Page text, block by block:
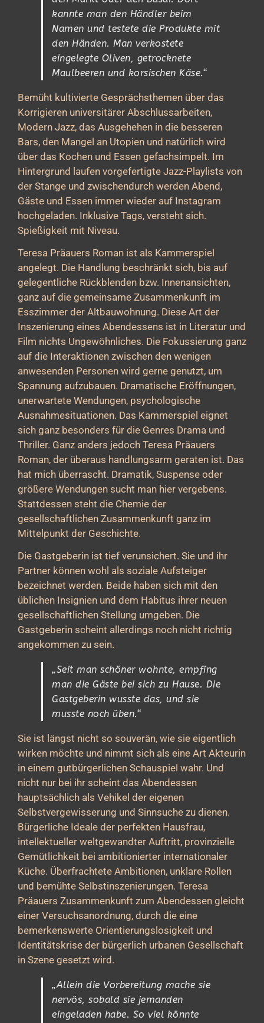
kannte man den Händler beim
Namen und testete die Produkte mit
den Händen. Man verkostete
eingelegte Oliven, getrocknete
Maulbeeren und korsischen Käse.“
Bemüht kultivierte Gesprächsthemen über das
Korrigieren universitärer Abschlussarbeiten,
Modern Jazz, das Ausgehehen in die besseren
Bars, den Mangel an Utopien und natürlich wird
über das Kochen und Essen gefachsimpelt. Im
Hintergrund laufen vorgefertigte Jazz-Playlists von
der Stange und zwischendurch werden Abend,
Gäste und Essen immer wieder auf Instagram
hochgeladen. Inklusive Tags, versteht sich.
Spießigkeit mit Niveau.
Teresa Präauers Roman ist als Kammerspiel
angelegt. Die Handlung beschränkt sich, bis auf
gelegentliche Rückblenden bzw. Innenansichten,
ganz auf die gemeinsame Zusammenkunft im
Esszimmer der Altbauwohnung. Diese Art der
Inszenierung eines Abendessens ist in Literatur und
Film nichts Ungewöhnliches. Die Fokussierung ganz
auf die Interaktionen zwischen den wenigen
anwesenden Personen wird gerne genutzt, um
Spannung aufzubauen. Dramatische Eröffnungen,
unerwartete Wendungen, psychologische
Ausnahmesituationen. Das Kammerspiel eignet
sich ganz besonders für die Genres Drama und
Thriller. Ganz anders jedoch Teresa Präauers
Roman, der überaus handlungsarm geraten ist. Das
hat mich überrascht. Dramatik, Suspense oder
größere Wendungen sucht man hier vergebens.
Stattdessen steht die Chemie der
gesellschaftlichen Zusammenkunft ganz im
Mittelpunkt der Geschichte.
Die Gastgeberin ist tief verunsichert. Sie und ihr
Partner können wohl als soziale Aufsteiger
bezeichnet werden. Beide haben sich mit den
üblichen Insignien und dem Habitus ihrer neuen
gesellschaftlichen Stellung umgeben. Die
Gastgeberin scheint allerdings noch nicht richtig
angekommen zu sein.
„Seit man schöner wohnte, empfing
man die Gäste bei sich zu Hause. Die
Gastgeberin wusste das, und sie
musste noch üben.“
Sie ist längst nicht so souverän, wie sie eigentlich
wirken möchte und nimmt sich als eine Art Akteurin
in einem gutbürgerlichen Schauspiel wahr. Und
nicht nur bei ihr scheint das Abendessen
hauptsächlich als Vehikel der eigenen
Selbstvergewisserung und Sinnsuche zu dienen.
Bürgerliche Ideale der perfekten Hausfrau,
intellektueller weltgewandter Auftritt, provinzielle
Gemütlichkeit bei ambitionierter internationaler
Küche. Überfrachtete Ambitionen, unklare Rollen
und bemühte Selbstinszenierungen. Teresa
Präauers Zusammenkunft zum Abendessen gleicht
einer Versuchsanordnung, durch die eine
bemerkenswerte Orientierungslosigkeit und
Identitätskrise der bürgerlich urbanen Gesellschaft
in Szene gesetzt wird.
„Allein die Vorbereitung mache sie
nervös, sobald sie jemanden
eingeladen habe. So viel könnte